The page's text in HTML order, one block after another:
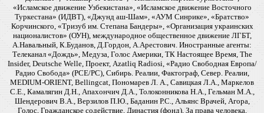
«Исламское движение Узбекистана», «Исламское движение Восточного
Туркестана» (ИДВТ), «Джунд аш-Шам», «АУМ Синрике», «Братство»
Корчинского, «Тризуб им. Степана Бандеры», «Организация украинских
националистов» (ОУН), международное общественное движение ЛГБТ,
А.Навальный, К.Буданов, Д.Гордон, А.Арестович. Иностранные агенты:
Телеканал «Дождь», Медуза, Голос Америки, ТК Настоящее Время, The
Insider, Deutsche Welle, Проект, Azatliq Radiosi, «Радио Свободная Европа/
Радио Свобода» (PCE/PC), Сибирь. Реалии, Фактограф, Север. Реалии,
MEDIUM-ORIENT, Bellingcat, Пономарев Л. А., Савицкая Л.А., Маркелов
С.Е., Камалягин Д.Н., Апахончич Д.А., Толоконникова Н.А., Гельман М.А.,
Шендерович В.А., Верзилов П.Ю., Баданин Р.С., Альянс Врачей, Агора,
Голос, Гражданское содействие, Династия (фонд), За права человека,